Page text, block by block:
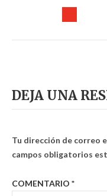
DEJA UNA
Tu dirección de correo
campos obligatorios
COMENTARIO *